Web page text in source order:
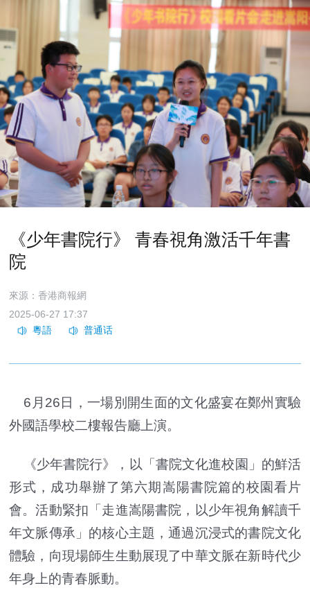
《少年書院行》 青春視角激活千年書
院
來源：香港商報網
2025-06-27 17:37
6月26日，一場別開生面的文化盛宴在鄭州實驗
外國語學校二樓報告廳上演。
《少年書院行》，以「書院文化進校園」的鮮活
形式，成功舉辦了第六期嵩陽書院篇的校園看片
會。活動緊扣「走進嵩陽書院，以少年視角解讀千
年文脈傳承」的核心主題，通過沉浸式的書院文化
體驗，向現場師生生動展現了中華文脈在新時代少
年身上的青春脈動。